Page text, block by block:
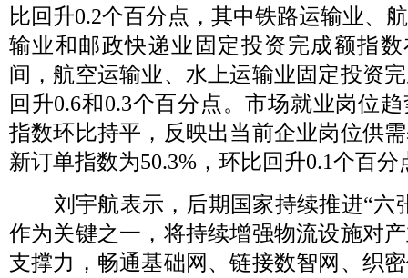
比回升0.2个百分点，其中铁路运输业、
输业和邮政快递业固定投资完成额指数
间，航空运输业、水上运输业固定投资
回升0.6和0.3个百分点。市场就业岗位
指数环比持平，反映出当前企业岗位供
新订单指数为50.3%，环比回升0.1个百分
刘宇航表示，后期国家持续推进“六
作为关键之一，将持续增强物流设施对
支撑力，畅通基础网、链接数智网、织